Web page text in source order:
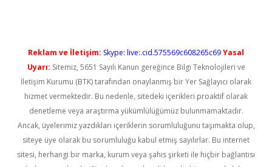
Reklam ve İletişim: Skype: live:.cid.575569c608265c69Yasal
Uyarı: Sitemiz, 5651 Sayılı Kanun gereğince Bilgi Teknolojileri ve
İletişim Kurumu (BTK) tarafından onaylanmış bir Yer Sağlayıcı olarak
hizmet vermektedir. Bu nedenle, sitedeki içerikleri proaktif olarak
denetleme veya araştırma yükümlülüğümüz bulunmamaktadır.
Ancak, üyelerimiz yazdıkları içeriklerin sorumluluğunu taşımakta olup,
siteye üye olarak bu sorumluluğu kabul etmiş sayılırlar. Bu internet
sitesi, herhangi bir marka, kurum veya şahıs şirketi ile hiçbir bağlantısı